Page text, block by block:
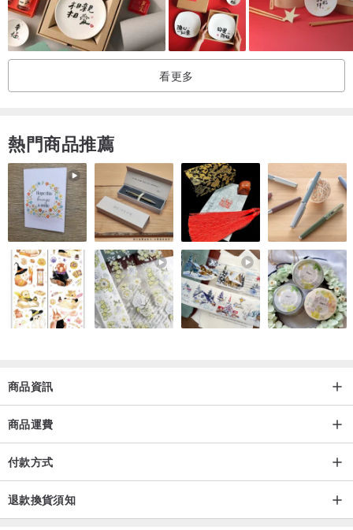
裝飾盤、擺飾請擺放在安全且不會晃動的地方。
收納時(特別是含有金、銀的裝飾品)，請使用柔軟的擦拭布乾擦，將
表面髒汙去除之後再小心存放。
外，也有起火的可能。
較薄的茶碗及湯吞(茶杯)，因容易導熱，拿取時請注意燙手。
混合材質的食器(陶瓷器與金屬、玻璃混合)，因屬於黏著加工製品，
勿直接使用火爐、電磁爐、烤箱加熱，且勿放入烘碗機。
由於土製陶器吸水性極佳，使用前請先浸泡熱水，提前讓陶氣充滿水
分，即可避免陶器沾染茶葉的味道以及髒污。
使用後請盡快清洗，請勿使用清潔劑及菜瓜布、硬毛刷，並勿使用洗
碗機清洗，易造成食器表面損傷。請使用廚房專用洗劑，並使用柔軟
材質的海綿洗淨，並使用家事巾充分擦乾後再收納。
九谷燒的瓷器底部是沒有上釉的，因此若須放置在表面有塗裝的地
板、花台、架上、桌上時，很有可能會擦傷表面，請務必使用杯墊或
是布墊。
不僅値得當作藝術品細細欣賞製作者的用心，
看更多
熱門商品推薦
商品資訊
商品運費
付款方式
退款換貨須知